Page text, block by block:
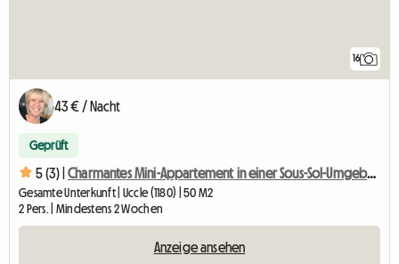
16
43 € / Nacht
Geprüft
5 (3) | Charmantes Mini-Appartement in einer Sous-Sol-Umgebung
Gesamte Unterkunft | Uccle (1180) | 50 M2
2 Pers. | Mindestens 2 Wochen
Anzeige ansehen